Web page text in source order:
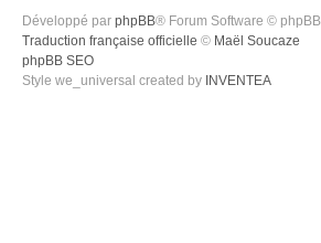
Développé par phpBB® Forum Software ©
Traduction française officielle © Maël Soucaze
phpBB SEO
Style we_universal created by INVENTEA